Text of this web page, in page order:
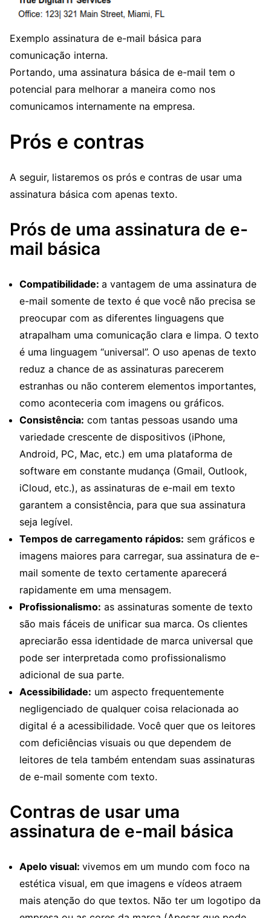
Exemplo assinatura de e-mail básica para
comunicação interna.
Portando, uma assinatura básica de e-mail tem o
potencial para melhorar a maneira como nos
comunicamos internamente na empresa.
Prós e contras
A seguir, listaremos os prós e contras de usar uma
assinatura básica com apenas texto.
Prós de uma assinatura de e-
mail básica
Compatibilidade: a vantagem de uma assinatura de
e-mail somente de texto é que você não precisa se
preocupar com as diferentes linguagens que
atrapalham uma comunicação clara e limpa. O texto
é uma linguagem “universal”. O uso apenas de texto
reduz a chance de as assinaturas parecerem
estranhas ou não conterem elementos importantes,
como aconteceria com imagens ou gráficos.
Consistência: com tantas pessoas usando uma
variedade crescente de dispositivos (iPhone,
Android, PC, Mac, etc.) em uma plataforma de
software em constante mudança (Gmail, Outlook,
iCloud, etc.), as assinaturas de e-mail em texto
garantem a consistência, para que sua assinatura
seja legível.
Tempos de carregamento rápidos: sem gráficos e
imagens maiores para carregar, sua assinatura de e-
mail somente de texto certamente aparecerá
rapidamente em uma mensagem.
Profissionalismo: as assinaturas somente de texto
são mais fáceis de unificar sua marca. Os clientes
apreciarão essa identidade de marca universal que
pode ser interpretada como profissionalismo
adicional de sua parte.
Acessibilidade: um aspecto frequentemente
negligenciado de qualquer coisa relacionada ao
digital é a acessibilidade. Você quer que os leitores
com deficiências visuais ou que dependem de
leitores de tela também entendam suas assinaturas
de e-mail somente com texto.
Contras de usar uma
assinatura de e-mail básica
Apelo visual: vivemos em um mundo com foco na
estética visual, em que imagens e vídeos atraem
mais atenção do que textos. Não ter um logotipo da